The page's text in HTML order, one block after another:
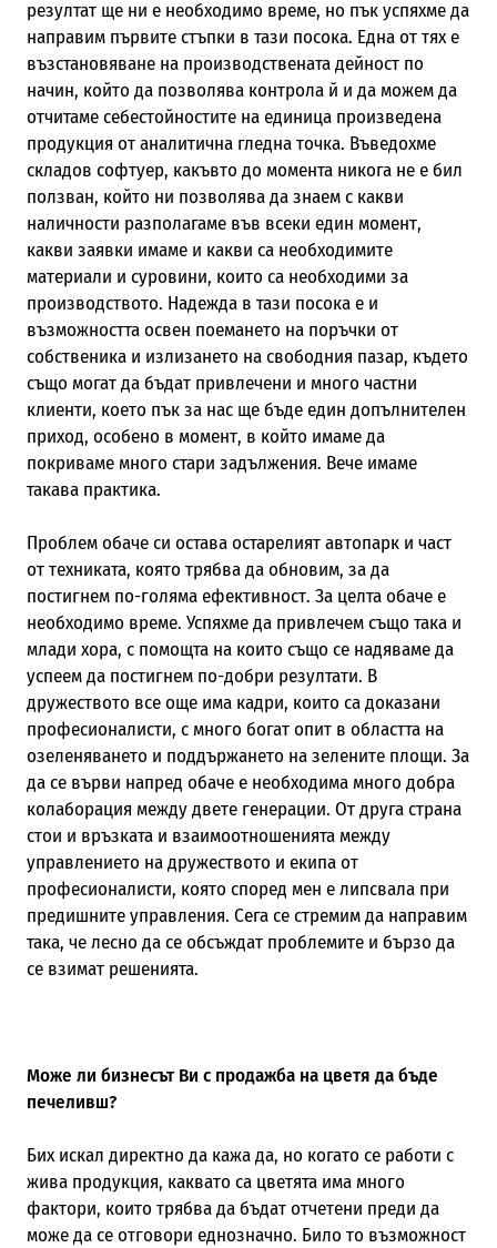
резултат ще ни е необходимо време, но пък успяхме да
направим първите стъпки в тази посока. Една от тях е
възстановяване на производствената дейност по
начин, който да позволява контрола й и да можем да
отчитаме себестойностите на единица произведена
продукция от аналитична гледна точка. Въведохме
складов софтуер, какъвто до момента никога не е бил
ползван, който ни позволява да знаем с какви
наличности разполагаме във всеки един момент,
какви заявки имаме и какви са необходимите
материали и суровини, които са необходими за
производството. Надежда в тази посока е и
възможността освен поемането на поръчки от
собственика и излизането на свободния пазар, където
също могат да бъдат привлечени и много частни
клиенти, което пък за нас ще бъде един допълнителен
приход, особено в момент, в който имаме да
покриваме много стари задължения. Вече имаме
такава практика.
Проблем обаче си остава остарелият автопарк и част
от техниката, която трябва да обновим, за да
постигнем по-голяма ефективност. За целта обаче е
необходимо време. Успяхме да привлечем също така и
млади хора, с помощта на които също се надяваме да
успеем да постигнем по-добри резултати. В
дружеството все още има кадри, които са доказани
професионалисти, с много богат опит в областта на
озеленяването и поддържането на зелените площи. За
да се върви напред обаче е необходима много добра
колаборация между двете генерации. От друга страна
стои и връзката и взаимоотношенията между
управлението на дружеството и екипа от
професионалисти, която според мен е липсвала при
предишните управления. Сега се стремим да направим
така, че лесно да се обсъждат проблемите и бързо да
се взимат решенията.
Може ли бизнесът Ви с продажба на цветя да бъде
печеливш?
Бих искал директно да кажа да, но когато се работи с
жива продукция, каквато са цветята има много
фактори, които трябва да бъдат отчетени преди да
може да се отговори еднозначно. Било то възможност